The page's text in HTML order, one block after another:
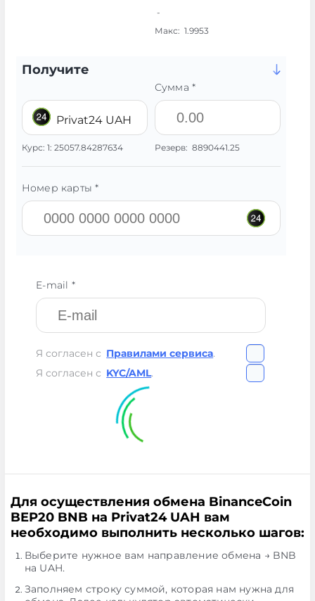
-
Макс: 1.9953
Получите
Privat24 UAH
Курс: 1: 25057.84287634
Сумма *
Резерв: 8890441.25
Номер карты *
E-mail *
Я согласен с Правилами сервиса.
Я согласен с KYC/AML.
Для осуществления обмена BinanceCoin
BEP20 BNB на Privat24 UAH вам
необходимо выполнить несколько шагов:
Выберите нужное вам направление обмена → BNB
на UAH.
Заполняем строку суммой, которая нам нужна для